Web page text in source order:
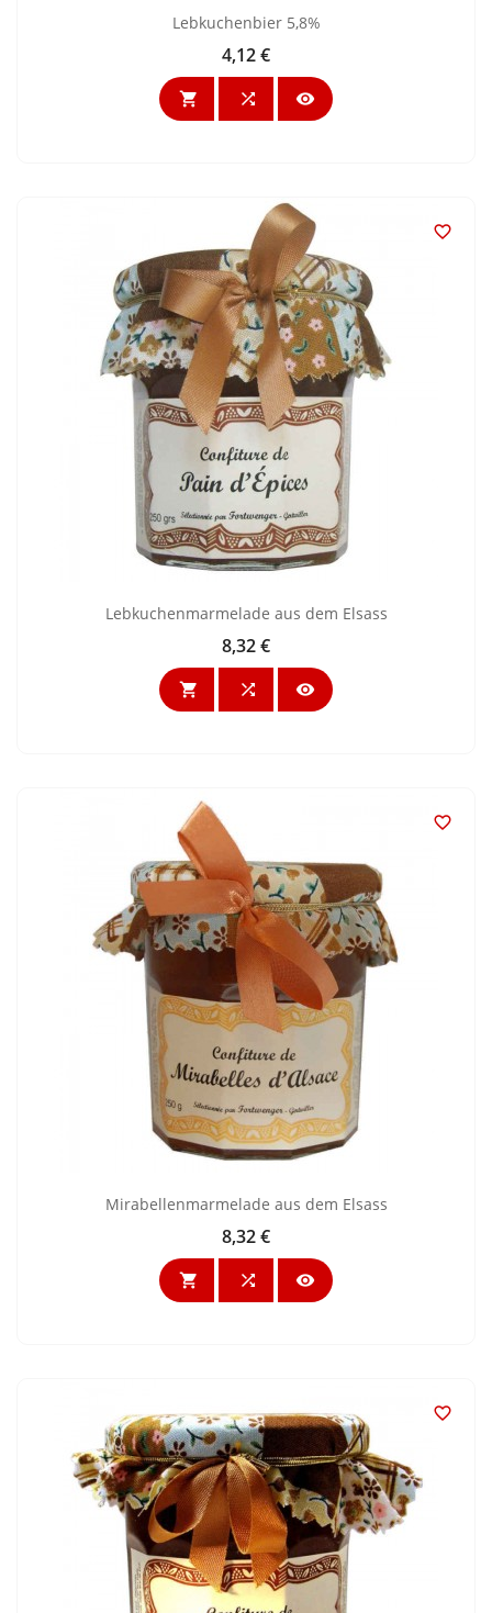
Lebkuchenbier 5,8%
Preis
4,12 €
  

Lebkuchenmarmelade aus dem Elsass
Preis
8,32 €
  

Mirabellenmarmelade aus dem Elsass
Preis
8,32 €
  
